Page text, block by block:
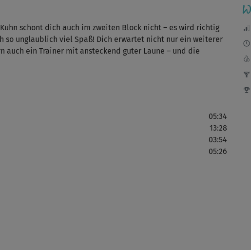
A
I
schont dich auch im zweiten Block nicht – es wird richtig
so unglaublich viel Spaß! Dich erwartet nicht nur ein weiterer
auch ein Trainer mit ansteckend guter Laune – und die
05:34
13:28
03:54
05:26